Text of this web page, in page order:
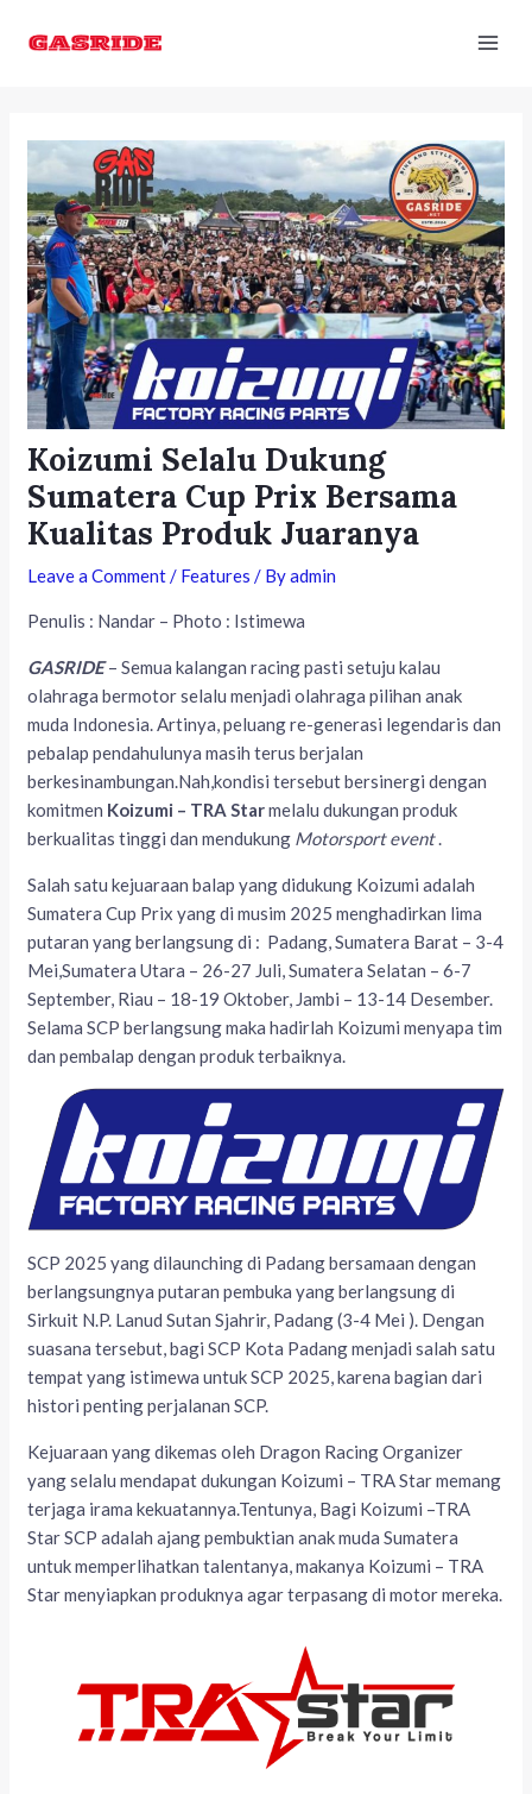
Koizumi Selalu Dukung
Sumatera Cup Prix Bersama
Kualitas Produk Juaranya
Leave a Comment/ Features / Byadmin
Penulis : Nandar – Photo : Istimewa
GASRIDE– Semua kalangan racing pasti setuju kalau
olahraga bermotor selalu menjadi olahraga pilihan anak
muda Indonesia. Artinya, peluang re-generasi legendaris dan
pebalap pendahulunya masih terus berjalan
berkesinambungan.Nah,kondisi tersebut bersinergi dengan
komitmen Koizumi – TRA Starmelalu dukungan produk
berkualitas tinggi dan mendukung Motorsport event.
Salah satu kejuaraan balap yang didukung Koizumi adalah
Sumatera Cup Prix yang di musim 2025 menghadirkan lima
putaran yang berlangsung di : Padang, Sumatera Barat – 3-4
Mei,Sumatera Utara – 26-27 Juli, Sumatera Selatan – 6-7
September, Riau – 18-19 Oktober, Jambi – 13-14 Desember.
Selama SCP berlangsung maka hadirlah Koizumi menyapa tim
dan pembalap dengan produk terbaiknya.
SCP 2025 yang dilaunching di Padang bersamaan dengan
berlangsungnya putaran pembuka yang berlangsung di
Sirkuit N.P. Lanud Sutan Sjahrir, Padang (3-4 Mei ). Dengan
suasana tersebut, bagi SCP Kota Padang menjadi salah satu
tempat yang istimewa untuk SCP 2025, karena bagian dari
histori penting perjalanan SCP.
Kejuaraan yang dikemas oleh Dragon Racing Organizer
yang selalu mendapat dukungan Koizumi – TRA Star memang
terjaga irama kekuatannya.Tentunya, Bagi Koizumi –TRA
Star SCP adalah ajang pembuktian anak muda Sumatera
untuk memperlihatkan talentanya, makanya Koizumi – TRA
Star menyiapkan produknya agar terpasang di motor mereka.
navigation